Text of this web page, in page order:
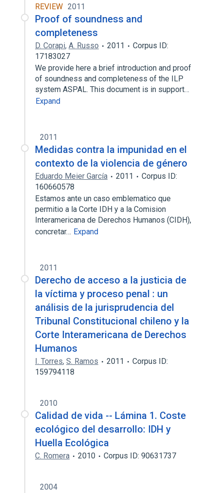
REVIEW 2011
Proof of soundness and
completeness
D. Corapi, A. Russo 2011
Corpus ID:
17183027
We provide here a brief introduction and proof
of soundness and completeness of the ILP
system ASPAL. This document is in support…
Expand
2011
Medidas contra la impunidad en el
contexto de la violencia de género
Eduardo Meier García 2011
Corpus ID:
160660578
Estamos ante un caso emblematico que
permitio a la Corte IDH y a la Comision
Interamericana de Derechos Humanos (CIDH),
concretar… Expand
2011
Derecho de acceso a la justicia de
la víctima y proceso penal : un
análisis de la jurisprudencia del
Tribunal Constitucional chileno y la
Corte Interamericana de Derechos
Humanos
I. Torres, S. Ramos 2011
Corpus ID:
159794118
2010
Calidad de vida -- Lámina 1. Coste
ecológico del desarrollo: IDH y
Huella Ecológica
C. Romera 2010 Corpus ID: 90631737
2004